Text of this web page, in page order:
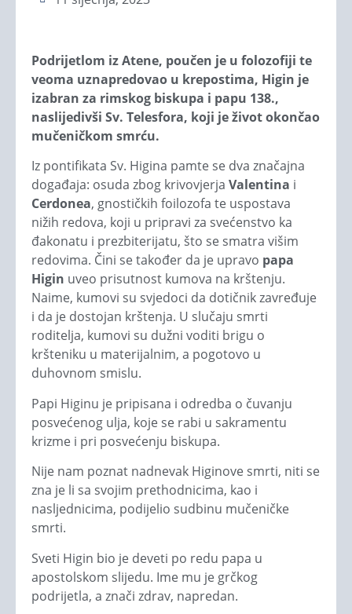
Podrijetlom iz Atene, poučen je u folozofiji te
veoma uznapredovao u krepostima, Higin je
izabran za rimskog biskupa i papu 138.,
naslijedivši Sv. Telesfora, koji je život okončao
mučeničkom smrću.
Iz pontifikata Sv. Higina pamte se dva značajna
događaja: osuda zbog krivovjerja Valentina i
Cerdonea, gnostičkih foilozofa te uspostava
nižih redova, koji u pripravi za svećenstvo ka
đakonatu i prezbiterijatu, što se smatra višim
redovima. Čini se također da je upravo papa
Higin uveo prisutnost kumova na krštenju.
Naime, kumovi su svjedoci da dotičnik zavređuje
i da je dostojan krštenja. U slučaju smrti
roditelja, kumovi su dužni voditi brigu o
kršteniku u materijalnim, a pogotovo u
duhovnom smislu.
Papi Higinu je pripisana i odredba o čuvanju
posvećenog ulja, koje se rabi u sakramentu
krizme i pri posvećenju biskupa.
Nije nam poznat nadnevak Higinove smrti, niti se
zna je li sa svojim prethodnicima, kao i
nasljednicima, podijelio sudbinu mučeničke
smrti.
Sveti Higin bio je deveti po redu papa u
apostolskom slijedu. Ime mu je grčkog
podrijetla, a znači zdrav, napredan.